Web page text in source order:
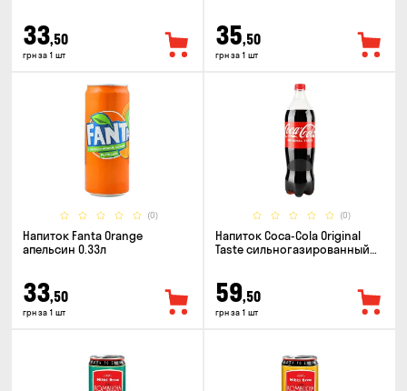
33,50
грн за 1 шт
35,50
грн за 1 шт
(0)
Напиток Fanta Orange
апельсин 0.33л
33,50
грн за 1 шт
(0)
Напиток Coca-Cola Original
Taste сильногазированный
59,50
грн за 1 шт